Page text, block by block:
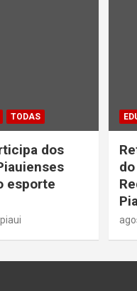
TODAS
dos
esporte